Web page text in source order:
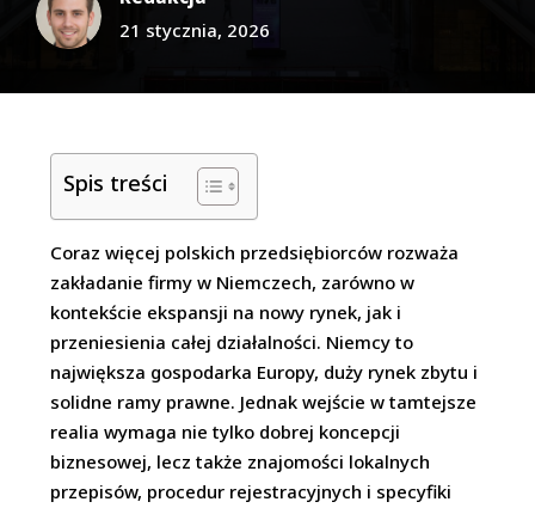
21 stycznia, 2026
Spis treści
Coraz więcej polskich przedsiębiorców rozważa
zakładanie firmy w Niemczech, zarówno w
kontekście ekspansji na nowy rynek, jak i
przeniesienia całej działalności. Niemcy to
największa gospodarka Europy, duży rynek zbytu i
solidne ramy prawne. Jednak wejście w tamtejsze
realia wymaga nie tylko dobrej koncepcji
biznesowej, lecz także znajomości lokalnych
przepisów, procedur rejestracyjnych i specyfiki